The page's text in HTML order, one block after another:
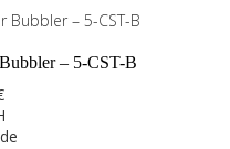
– 5-CST-B